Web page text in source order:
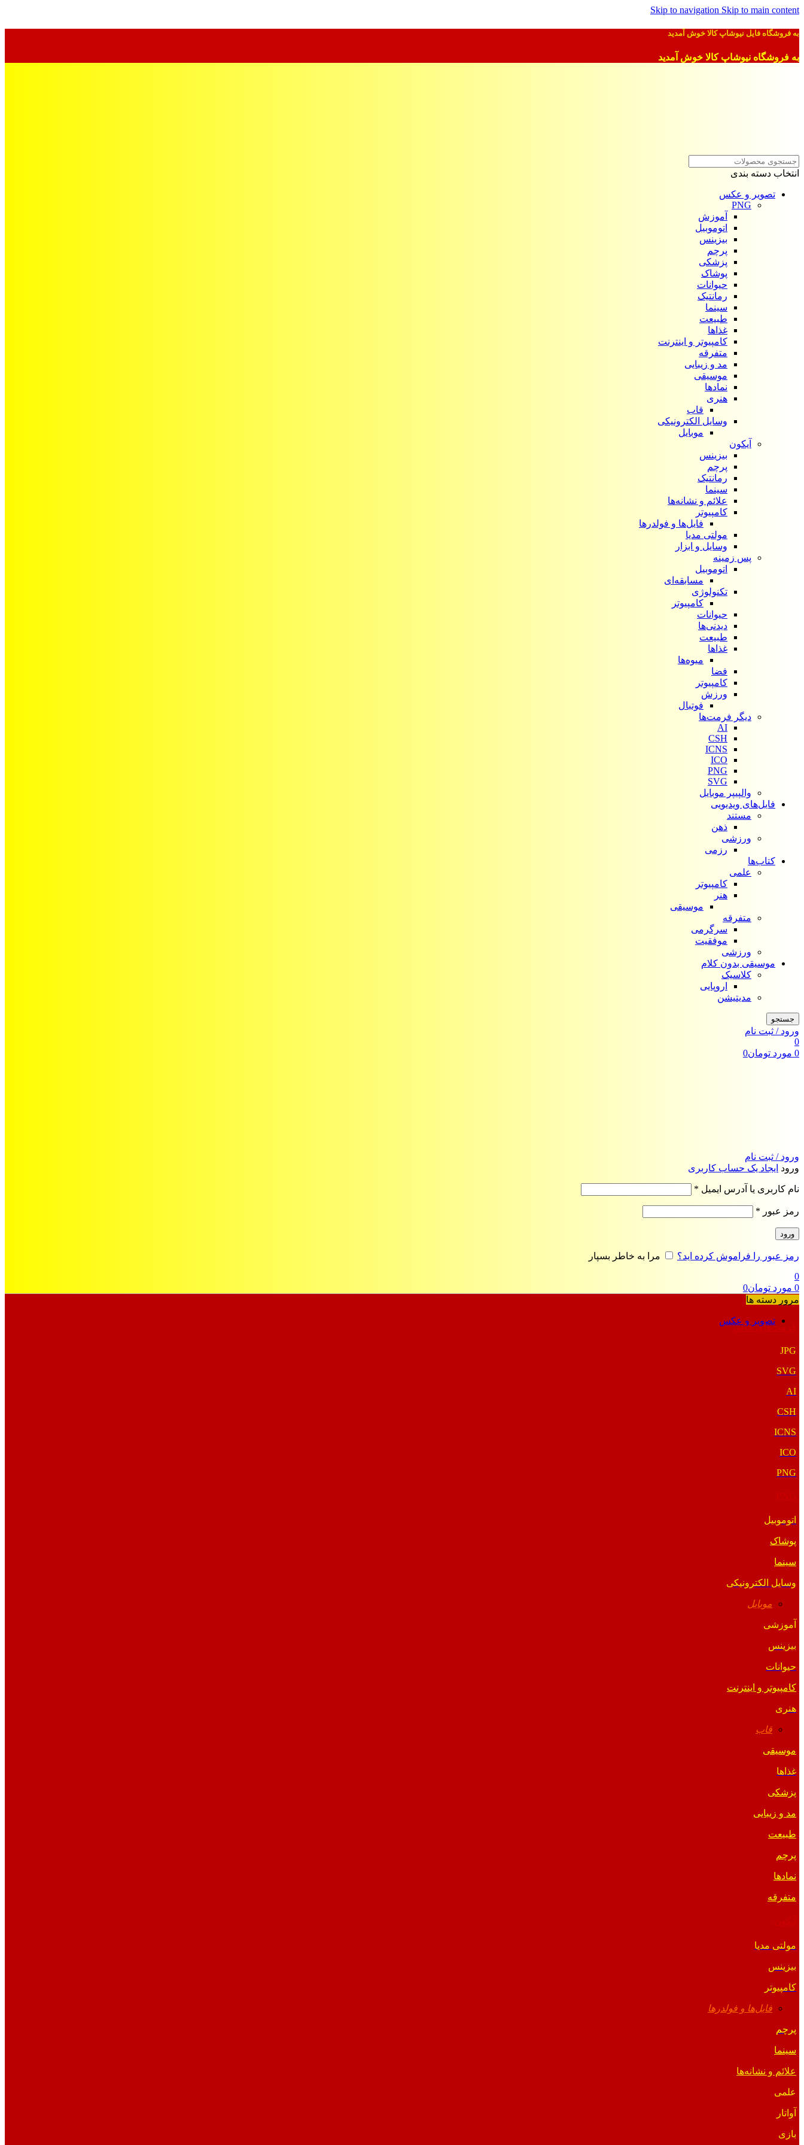
Skip to navigation Skip to main content
به فروشگاه فایل نیوشاپ کالا خوش آمدید
به فروشگاه نیوشاپ کالا خوش آمدید
انتخاب دسته بندی
تصویر و عکس
PNG
آموزش
اتوموبیل
بیزینس
پرچم
پزشکی
پوشاک
حیوانات
رمانتیک
سینما
طبیعت
غذاها
کامپیوتر و اینترنت
متفرقه
مد و زیبایی
موسیقی
نمادها
هنری
قاب
وسایل الکترونیکی
موبایل
آیکون‌
بیزینس
پرچم
رمانتیک
سینما
علائم و نشانه‌ها
کامپیوتر
فایل‌ها و فولدرها
مولتی مدیا
وسایل و ابزار
پس زمینه
اتوموبیل
مسابقه‌ای
تکنولوژی
کامپیوتر
حیوانات
دیدنی‌ها
طبیعت
غذاها
میوه‌ها
فضا
کامپیوتر
ورزش
فوتبال
دیگر فرمت‌ها
AI
CSH
ICNS
ICO
PNG
SVG
والپیپر موبایل
فایل‌های ویدیویی
مستند
ذهن
ورزشی
رزمی
کتاب‌ها
علمی
کامپیوتر
هنر
موسیقی
متفرقه
سرگرمی
موفقیت
ورزشی
موسیقی بدون کلام
کلاسیک
اروپایی
مدیتیشن
جستجو
ورود / ثبت نام
0
0 مورد تومان0
ورود / ثبت نام
ورود ایجاد یک حساب کاربری
نام کاربری یا آدرس ایمیل *
رمز عبور *
ورود
رمز عبور را فراموش کرده اید؟
مرا به خاطر بسپار
0
0 مورد تومان0
مرور دسته ها
تصویر و عکس
فرمت‌های خاص
JPG
SVG
AI
CSH
ICNS
ICO
PNG
اتوموبیل
پوشاک
سینما
وسایل الکترونیکی
موبایل
آموزشی
بیزینس
حیوانات
کامپیوتر و اینترنت
هنری
قاب
موسیقی
غذاها
پزشکی
مد و زیبایی
طبیعت
پرچم
نمادها
متفرقه
مولتی مدیا
بیزینس
کامپیوتر
فایل‌ها و فولدرها
پرچم
سینما
علائم و نشانه‌ها
علمی
آواتار
بازی